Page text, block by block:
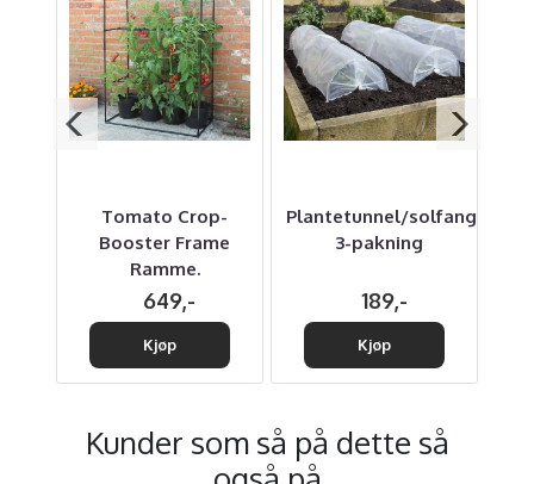
Tomato Crop-
Booster Frame
Ramme.
649,-
Kjøp
Plantetunnel/solfanger,
3-pakning
189,-
Kjøp
Kunder som så på dette så